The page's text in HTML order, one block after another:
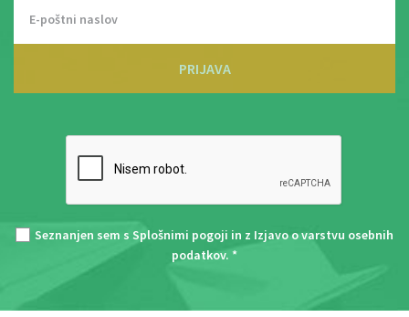
PRIJAVA
Seznanjen sem s Splošnimi pogoji in z Izjavo o varstvu osebnih
podatkov. *